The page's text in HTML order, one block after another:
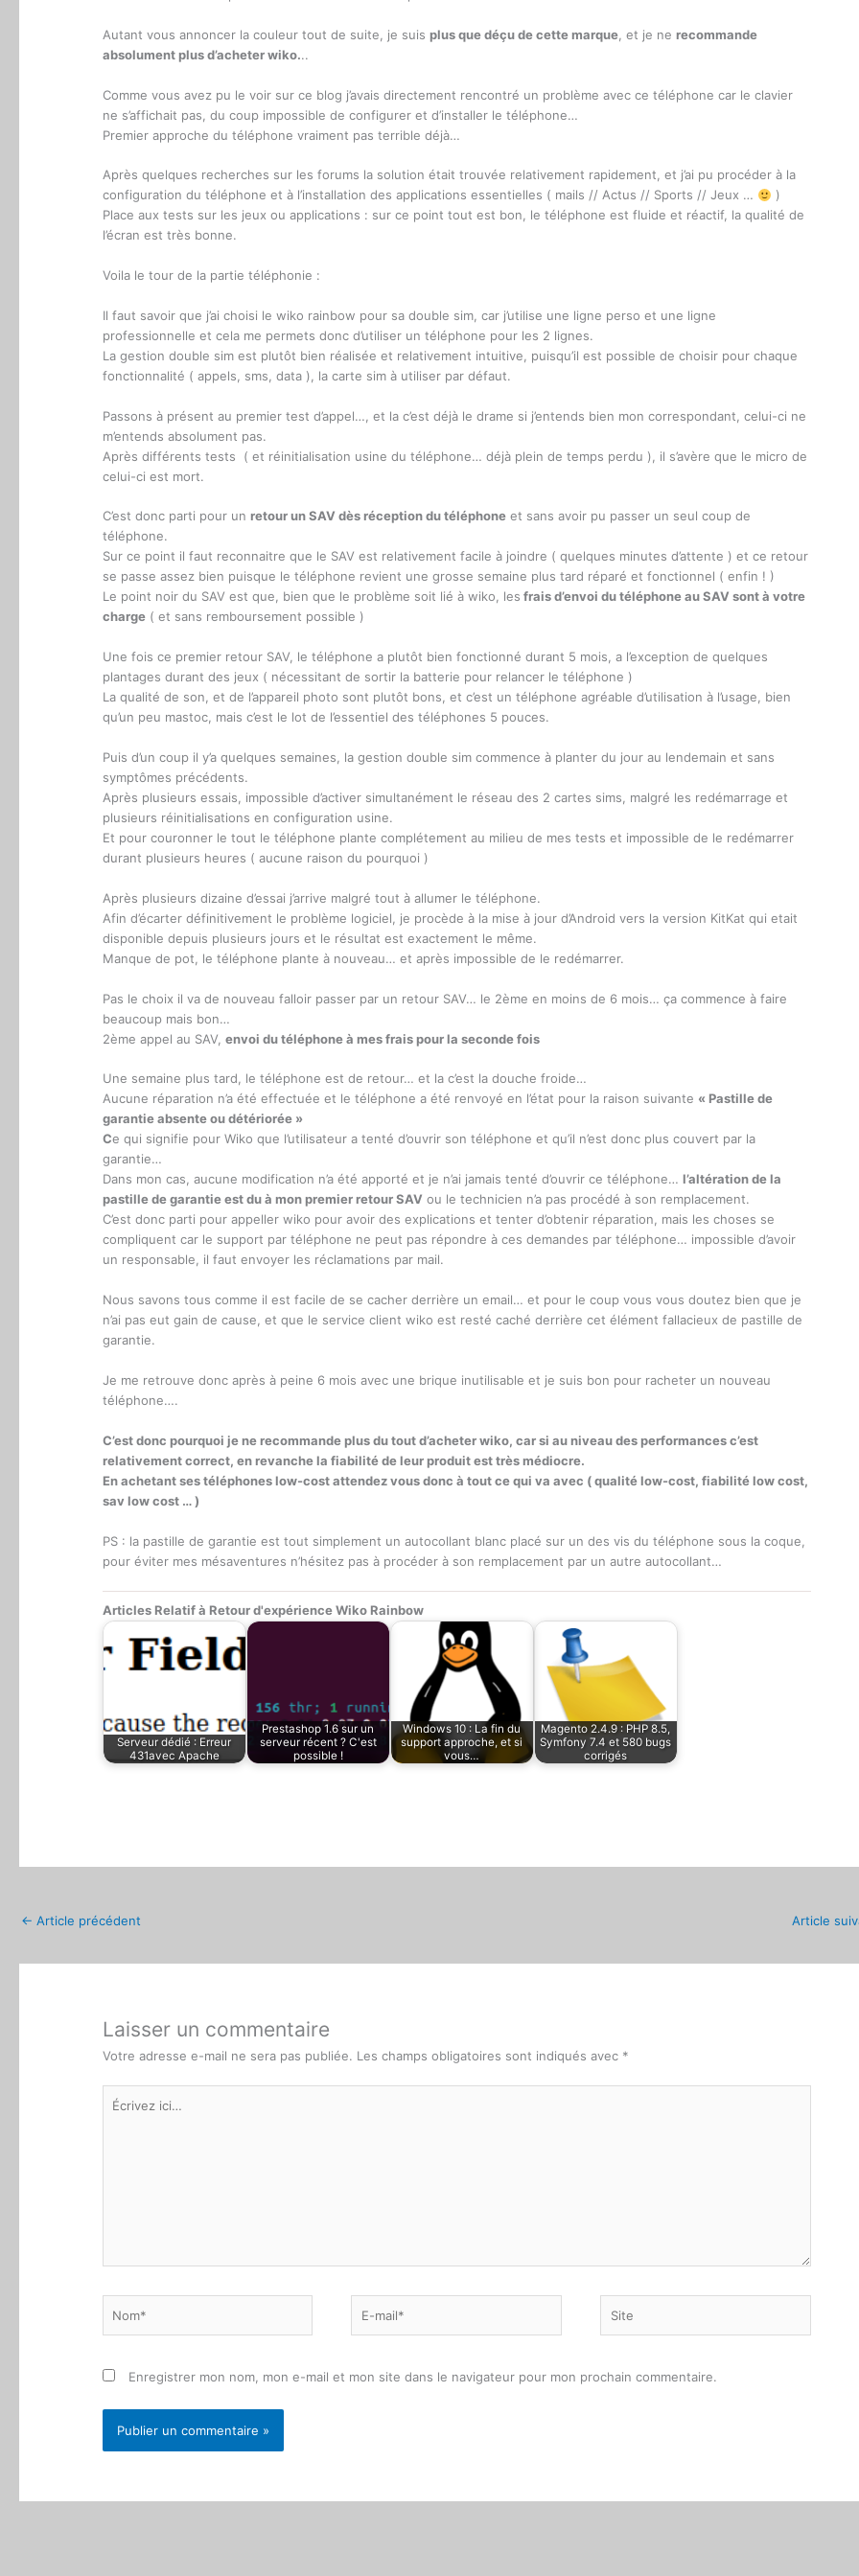
Autant vous annoncer la couleur tout de suite, je suis plus que déçu de cette marque, et je ne recommande
absolument plus d’acheter wiko...
Comme vous avez pu le voir sur ce blog j’avais directement rencontré un problème avec ce téléphone car le clavier
ne s’affichait pas, du coup impossible de configurer et d’installer le téléphone…
Premier approche du téléphone vraiment pas terrible déjà…
Après quelques recherches sur les forums la solution était trouvée relativement rapidement, et j’ai pu procéder à la
configuration du téléphone et à l’installation des applications essentielles ( mails // Actus // Sports // Jeux …
)
Place aux tests sur les jeux ou applications : sur ce point tout est bon, le téléphone est fluide et réactif, la qualité de
l’écran est très bonne.
Voila le tour de la partie téléphonie :
Il faut savoir que j’ai choisi le wiko rainbow pour sa double sim, car j’utilise une ligne perso et une ligne
professionnelle et cela me permets donc d’utiliser un téléphone pour les 2 lignes.
La gestion double sim est plutôt bien réalisée et relativement intuitive, puisqu’il est possible de choisir pour chaque
fonctionnalité ( appels, sms, data ), la carte sim à utiliser par défaut.
Passons à présent au premier test d’appel…, et la c’est déjà le drame si j’entends bien mon correspondant, celui-ci ne
m’entends absolument pas.
Après différents tests ( et réinitialisation usine du téléphone… déjà plein de temps perdu ), il s’avère que le micro de
celui-ci est mort.
C’est donc parti pour un retour un SAV dès réception du téléphoneet sans avoir pu passer un seul coup de
téléphone.
Sur ce point il faut reconnaitre que le SAV est relativement facile à joindre ( quelques minutes d’attente ) et ce retour
se passe assez bien puisque le téléphone revient une grosse semaine plus tard réparé et fonctionnel ( enfin ! )
Le point noir du SAV est que, bien que le problème soit lié à wiko, les frais d’envoi du téléphone au SAV sont à votre
charge( et sans remboursement possible )
Une fois ce premier retour SAV, le téléphone a plutôt bien fonctionné durant 5 mois, a l’exception de quelques
plantages durant des jeux ( nécessitant de sortir la batterie pour relancer le téléphone )
La qualité de son, et de l’appareil photo sont plutôt bons, et c’est un téléphone agréable d’utilisation à l’usage, bien
qu’un peu mastoc, mais c’est le lot de l’essentiel des téléphones 5 pouces.
Puis d’un coup il y’a quelques semaines, la gestion double sim commence à planter du jour au lendemain et sans
symptômes précédents.
Après plusieurs essais, impossible d’activer simultanément le réseau des 2 cartes sims, malgré les redémarrage et
plusieurs réinitialisations en configuration usine.
Et pour couronner le tout le téléphone plante complétement au milieu de mes tests et impossible de le redémarrer
durant plusieurs heures ( aucune raison du pourquoi )
Après plusieurs dizaine d’essai j’arrive malgré tout à allumer le téléphone.
Afin d’écarter définitivement le problème logiciel, je procède à la mise à jour d’Android vers la version KitKat qui etait
disponible depuis plusieurs jours et le résultat est exactement le même.
Manque de pot, le téléphone plante à nouveau… et après impossible de le redémarrer.
Pas le choix il va de nouveau falloir passer par un retour SAV… le 2ème en moins de 6 mois… ça commence à faire
beaucoup mais bon…
2ème appel au SAV, envoi du téléphone à mes frais pour la seconde fois
Une semaine plus tard, le téléphone est de retour… et la c’est la douche froide…
Aucune réparation n’a été effectuée et le téléphone a été renvoyé en l’état pour la raison suivante « Pastille de
garantie absente ou détériorée »
Ce qui signifie pour Wiko que l’utilisateur a tenté d’ouvrir son téléphone et qu’il n’est donc plus couvert par la
garantie…
Dans mon cas, aucune modification n’a été apporté et je n’ai jamais tenté d’ouvrir ce téléphone… l’altération de la
pastille de garantie est du à mon premier retour SAV ou le technicien n’a pas procédé à son remplacement.
C’est donc parti pour appeller wiko pour avoir des explications et tenter d’obtenir réparation, mais les choses se
compliquent car le support par téléphone ne peut pas répondre à ces demandes par téléphone… impossible d’avoir
un responsable, il faut envoyer les réclamations par mail.
Nous savons tous comme il est facile de se cacher derrière un email… et pour le coup vous vous doutez bien que je
n’ai pas eut gain de cause, et que le service client wiko est resté caché derrière cet élément fallacieux de pastille de
garantie.
Je me retrouve donc après à peine 6 mois avec une brique inutilisable et je suis bon pour racheter un nouveau
téléphone….
C’est donc pourquoi je ne recommande plus du tout d’acheter wiko, car si au niveau des performances c’est
relativement correct, en revanche la fiabilité de leur produit est très médiocre.
En achetant ses téléphones low-cost attendez vous donc à tout ce qui va avec ( qualité low-cost, fiabilité low cost,
sav low cost … )
PS : la pastille de garantie est tout simplement un autocollant blanc placé sur un des vis du téléphone sous la coque,
pour éviter mes mésaventures n’hésitez pas à procéder à son remplacement par un autre autocollant…
Articles Relatif à Retour d'expérience Wiko Rainbow
Serveur dédié : Erreur
431avec Apache
Prestashop 1.6 sur un
serveur récent ? C'est
possible !
Windows 10 : La fin du
support approche, et si
vous…
Magento 2.4.9 : PHP 8.5,
Symfony 7.4 et 580 bugs
corrigés
← Article précédent Article
Laisser un commentaire
Votre adresse e-mail ne sera pas publiée. Les champs obligatoires sont indiqués avec *
ici…
mail*
Enregistrer mon nom, mon e-mail et mon site dans le navigateur pour mon prochain commentaire.